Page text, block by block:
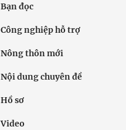
Bạn đọc
Công nghiệp hỗ trợ
Nông thôn mới
Nội dung chuyên đề
Hồ sơ
Video